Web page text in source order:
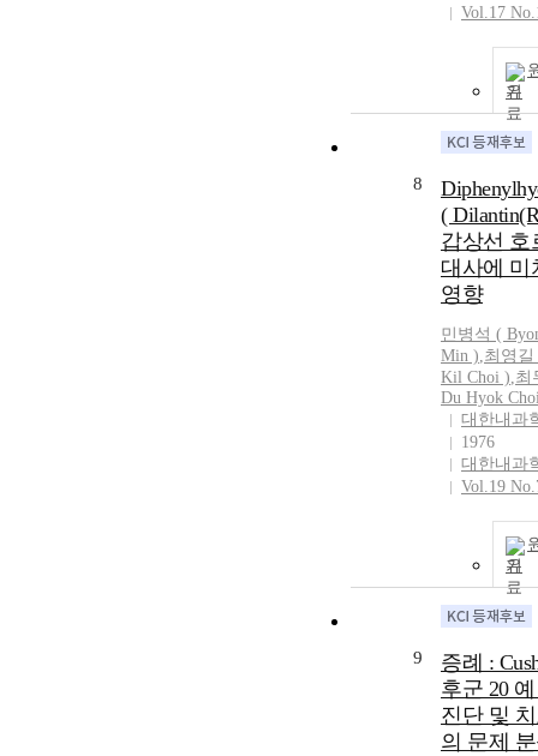
Vol.17
기
8
(
갑상선 호
대사에 미
영향
민병석 (
Min ),최영길
Kil Choi ),최
Du Hyok
대한내과
1976
대한내과
Vol.19
기
9
증례 :
후군 20
진단 및
의 문제